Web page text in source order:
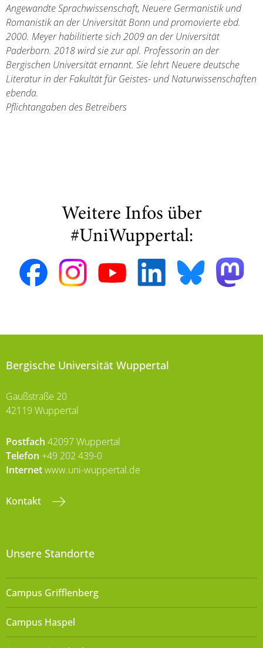
Angewandte Sprachwissenschaft, Neuere Germanistik und
Romanistik an der Universität Bonn und promovierte ebd.
2000. Meyer habilitierte sich 2009 an der Universität
Paderborn. 2018 wird sie zur apl. Professorin an der
Bergischen Universität ernannt. Sie lehrt Neuere deutsche
Literatur in der Fakultät für Geistes- und Naturwissenschaften
ebenda.
Pflichtangaben des Betreibers
Weitere Infos über
#UniWuppertal:
Bergische Universität Wuppertal
Gaußstraße 20
42119 Wuppertal
Postfach 42097 Wuppertal
Telefon +49 202 439-0
Internetwww.uni-wuppertal.de
Kontakt
Unsere Standorte
Campus Grifflenberg
Campus Haspel